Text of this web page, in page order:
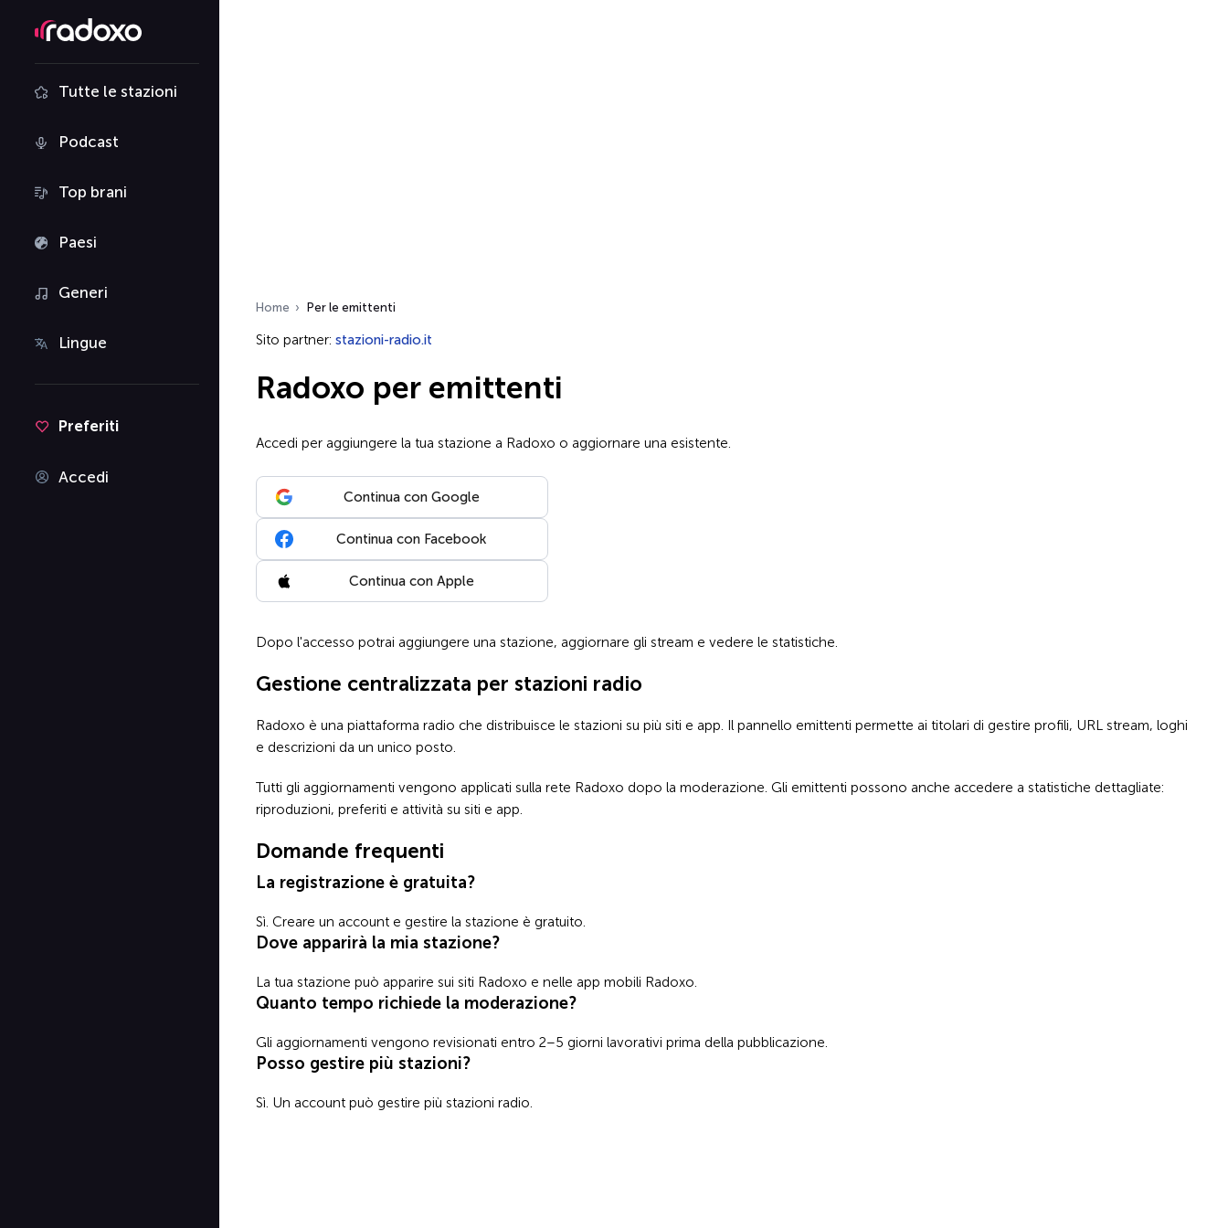
Tutte le stazioni
Podcast
Top brani
Paesi
Generi
Lingue
Preferiti
Accedi
Home Per le emittenti
Sito partner: stazioni-radio.it
Radoxo per emittenti
Accedi per aggiungere la tua stazione a Radoxo o aggiornare una esistente.
Continua con Google
Continua con Facebook
Continua con Apple
Dopo l'accesso potrai aggiungere una stazione, aggiornare gli stream e vedere le statistiche.
Gestione centralizzata per stazioni radio
Radoxo è una piattaforma radio che distribuisce le stazioni su più siti e app. Il pannello emittenti permette ai titolari di gestire profili, URL stream, loghi
e descrizioni da un unico posto.
Tutti gli aggiornamenti vengono applicati sulla rete Radoxo dopo la moderazione. Gli emittenti possono anche accedere a statistiche dettagliate:
riproduzioni, preferiti e attività su siti e app.
Domande frequenti
La registrazione è gratuita?
Sì. Creare un account e gestire la stazione è gratuito.
Dove apparirà la mia stazione?
La tua stazione può apparire sui siti Radoxo e nelle app mobili Radoxo.
Quanto tempo richiede la moderazione?
Gli aggiornamenti vengono revisionati entro 2–5 giorni lavorativi prima della pubblicazione.
Posso gestire più stazioni?
Sì. Un account può gestire più stazioni radio.